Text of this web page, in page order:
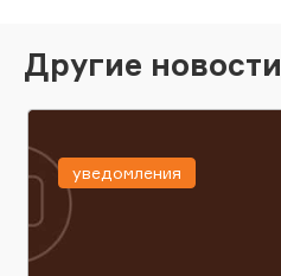
Другие новости
уведомления